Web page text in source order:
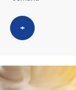
+